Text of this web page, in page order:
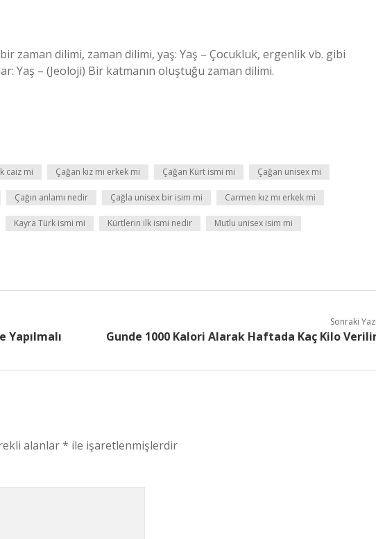
zaman dilimi, zaman dilimi, yaş: Yaş – Çocukluk, ergenlik vb. gibi
Yaş – (Jeoloji) Bir katmanın oluştuğu zaman dilimi.
caiz mi Çağan kız mı erkek mi Çağan Kürt ismi mi Çağan unisex mi
Çağın anlamı nedir Çağla unisex bir isim mi Carmen kız mı erkek mi
Kayra Türk ismi mi Kürtlerin ilk ismi nedir Mutlu unisex isim mi
Sonraki
Gunde 1000 Kalori Alarak Haftada Kaç Kilo
alanlar* ile işaretlenmişlerdir